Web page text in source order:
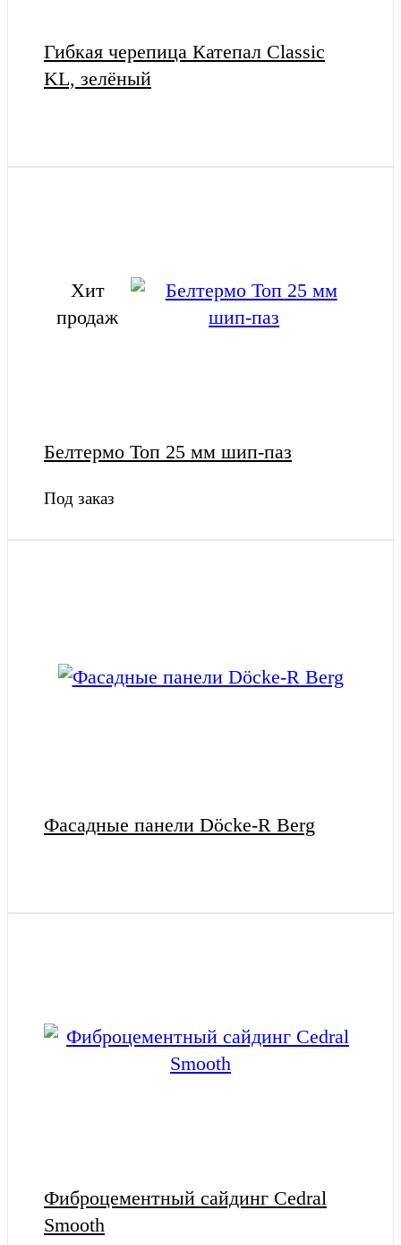
Гибкая черепица Катепал Classic
KL, зелёный
Хит
продаж
Белтермо Топ 25 мм шип-паз
Под заказ
Фасадные панели Döcke-R Berg
Фиброцементный сайдинг Cedral
Smooth